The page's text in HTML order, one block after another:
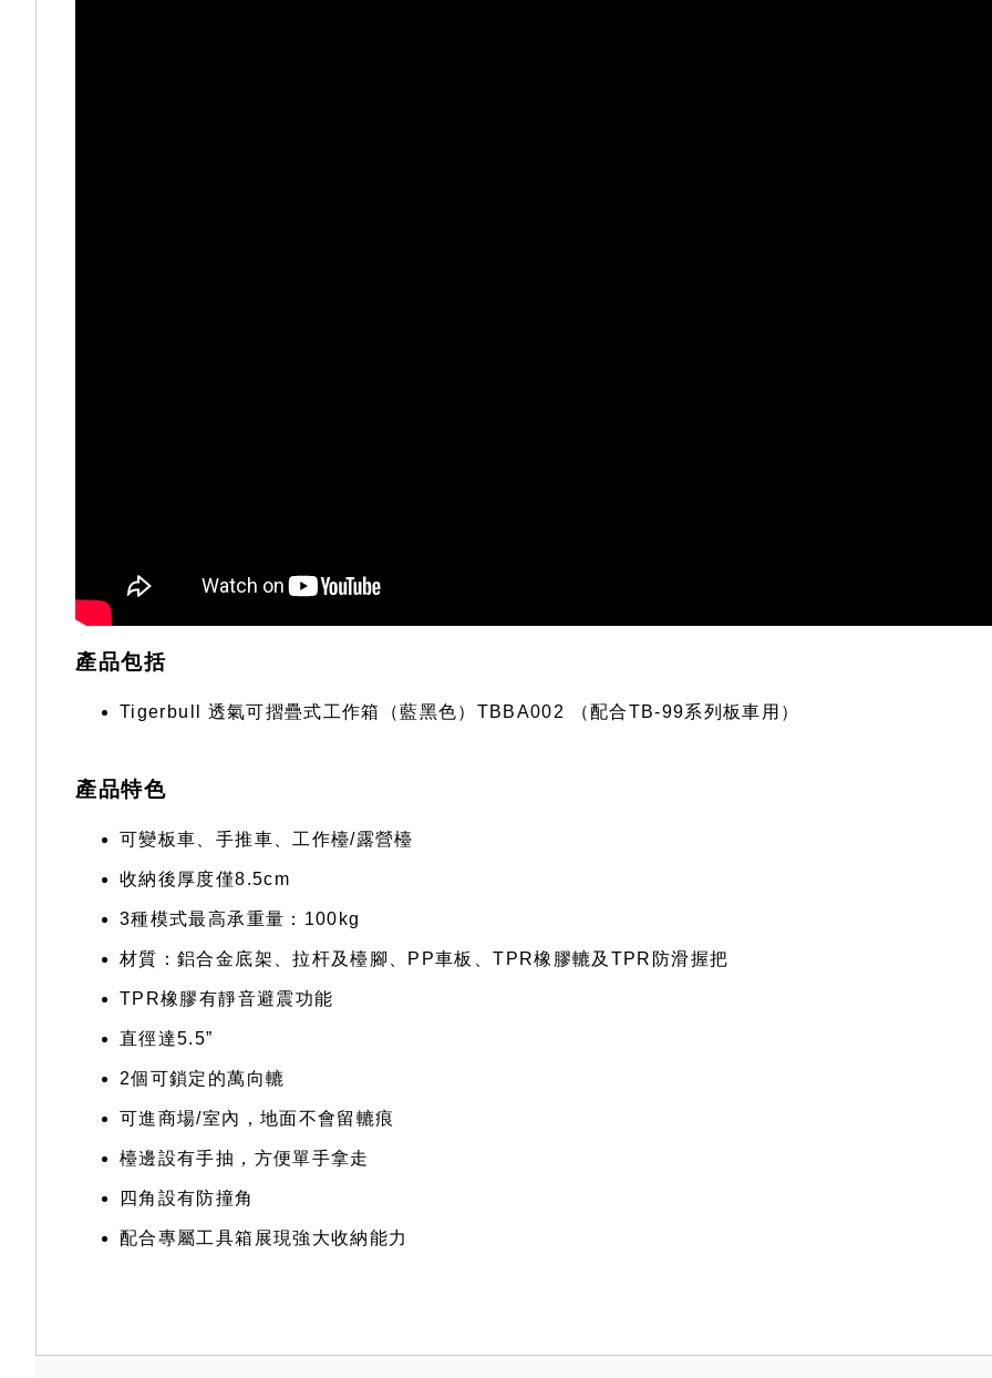
產品包括
Tigerbull 透氣可摺疊式工作箱（藍黑色）TBBA002 （配合TB-99系列板車用）
產品特色
可變板車、手推車、工作檯/露營檯
收納後厚度僅8.5cm
3種模式最高承重量：100kg
材質：鋁合金底架、拉杆及檯腳、PP車板、TPR橡膠轆及TPR防滑握把
TPR橡膠有靜音避震功能
直徑達5.5”
2個可鎖定的萬向轆
可進商場/室內，地面不會留轆痕
檯邊設有手抽，方便單手拿走
四角設有防撞角
配合專屬工具箱展現強大收納能力